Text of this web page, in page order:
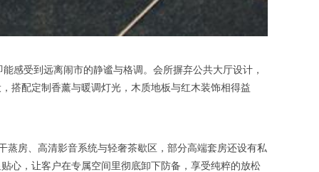
受到远离闹市的静谧与格调。会所摒弃公共大厅设计，
搭配定制香薰与暖调灯光，木质地板与红木装饰相得益
房、高清影音系统与轻奢茶歇区，部分高端套房还设有私
心，让客户在专属空间里彻底卸下防备，享受纯粹的放松